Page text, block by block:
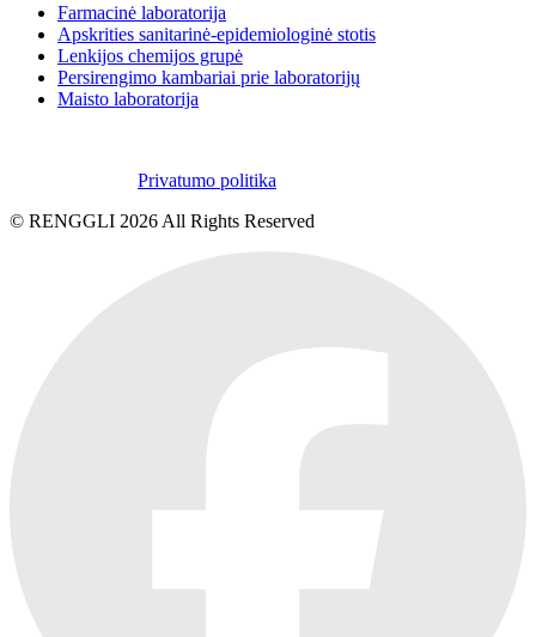
Farmacinė laboratorija
Apskrities sanitarinė-epidemiologinė stotis
Lenkijos chemijos grupė
Persirengimo kambariai prie laboratorijų
Maisto laboratorija
Privatumo politika
© RENGGLI 2026 All Rights Reserved